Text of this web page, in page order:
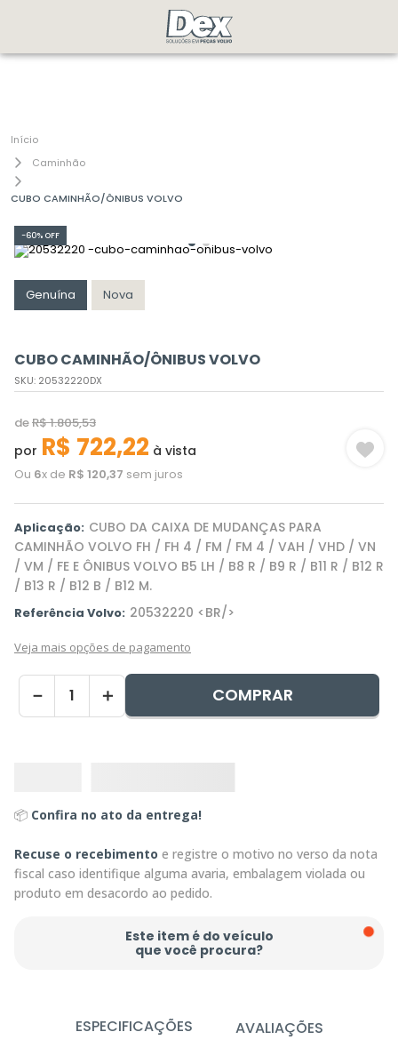
Caminhão
CUBO CAMINHÃO/ÔNIBUS VOLVO
-60% OFF
Genuína Nova
CUBO CAMINHÃO/ÔNIBUS VOLVO
SKU: 20532220DX
deR$1.805,53
por R$ 722,22 à vista
Ou 6x de R$ 120,37 sem juros
Aplicação: CUBO DA CAIXA DE MUDANÇAS PARA
CAMINHÃO VOLVO FH / FH 4 / FM / FM 4 / VAH / VHD / VN
/ VM / FE E ÔNIBUS VOLVO B5 LH / B8 R / B9 R / B11 R / B12 R
/ B13 R / B12 B / B12 M.
Referência Volvo: 20532220 <BR/>
Veja mais opções de pagamento
＋
－ COMPRAR
📦 Confira no ato da entrega!
Recuse o recebimento e registre o motivo no verso da nota
fiscal caso identifique alguma avaria, embalagem violada ou
produto em desacordo ao pedido.
Este item é do veículo
que você procura?
ESPECIFICAÇÕES AVALIAÇÕES